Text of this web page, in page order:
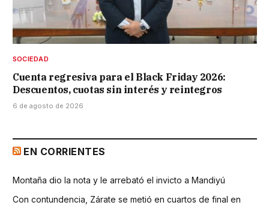
SOCIEDAD
Cuenta regresiva para el Black Friday 2026:
Descuentos, cuotas sin interés y reintegros
6 de agosto de 2026
EN CORRIENTES
Montaña dio la nota y le arrebató el invicto a Mandiyú
Con contundencia, Zárate se metió en cuartos de final en